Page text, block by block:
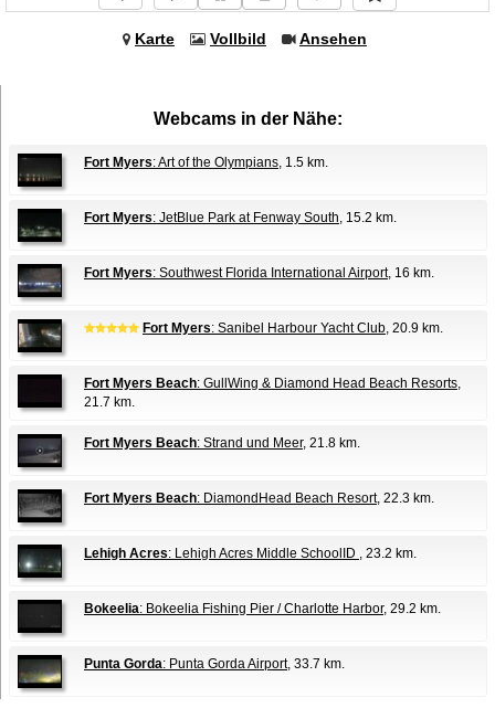
Karte Vollbild Ansehen
Webcams in der Nähe:
Fort Myers: Art of the Olympians, 1.5 km.
Fort Myers: JetBlue Park at Fenway South, 15.2 km.
Fort Myers: Southwest Florida International Airport, 16 km.
Fort Myers: Sanibel Harbour Yacht Club, 20.9 km.
Fort Myers Beach: GullWing & Diamond Head Beach Resorts,
21.7 km.
Fort Myers Beach: Strand und Meer, 21.8 km.
Fort Myers Beach: DiamondHead Beach Resort, 22.3 km.
Lehigh Acres: Lehigh Acres Middle SchoolID , 23.2 km.
Bokeelia: Bokeelia Fishing Pier / Charlotte Harbor, 29.2 km.
Punta Gorda: Punta Gorda Airport, 33.7 km.